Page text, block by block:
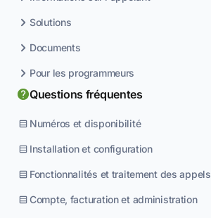
Solutions
Documents
Pour les programmeurs
Questions fréquentes
Numéros et disponibilité
Installation et configuration
Fonctionnalités et traitement des appels
Compte, facturation et administration